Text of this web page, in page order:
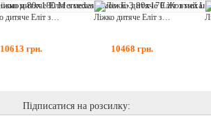
10613 грн. 10468 грн.
Підписатися на розсилку: